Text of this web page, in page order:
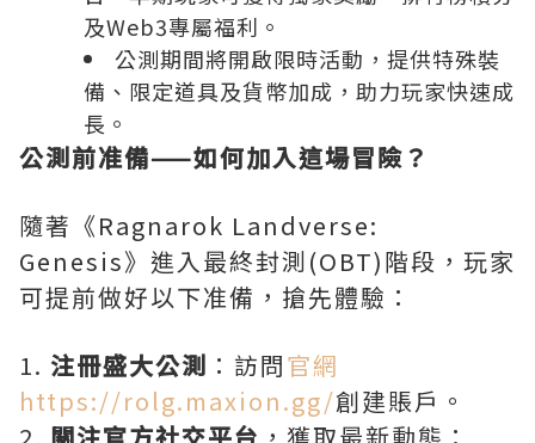
及Web3專屬福利。
公測期間將開啟限時活動，提供特殊裝
備、限定道具及貨幣加成，助力玩家快速成
長。
公測前准備——如何加入這場冒險？
隨著《Ragnarok Landverse:
Genesis》進入最終封測(OBT)階段，玩家
可提前做好以下准備，搶先體驗：
1. 注冊盛大公測 ：訪問官網
https://rolg.maxion.gg/創建賬戶。